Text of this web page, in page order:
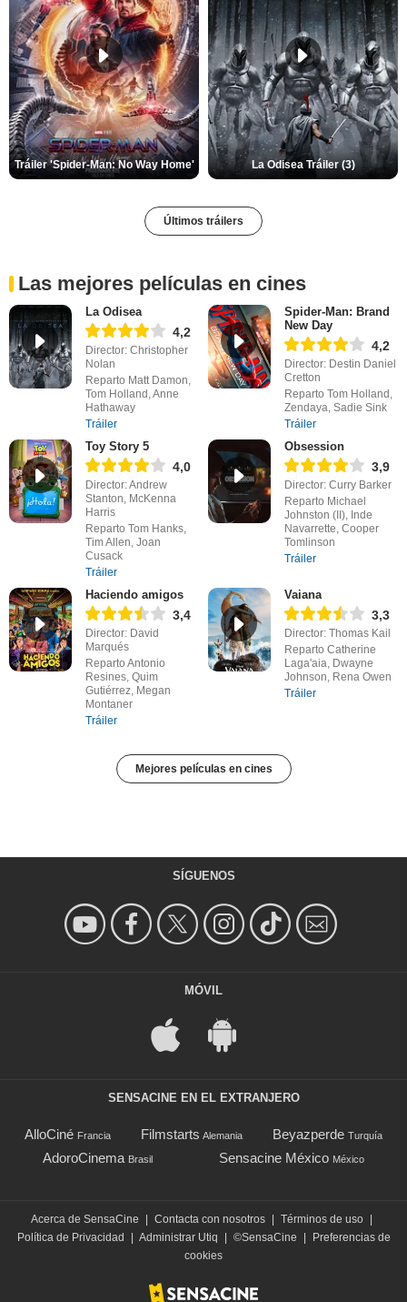
Tráiler 'Spider-Man: No Way Home' La Odisea Tráiler (3)
Últimos tráilers
Las mejores películas en cines
La Odisea
4,2
Director: Christopher
Nolan
Reparto Matt Damon,
Tom Holland, Anne
Hathaway
Tráiler
Spider-Man: Brand
New Day
4,2
Director: Destin Daniel
Cretton
Reparto Tom Holland,
Zendaya, Sadie Sink
Tráiler
Toy Story 5
4,0
Director: Andrew
Stanton, McKenna
Harris
Reparto Tom Hanks,
Tim Allen, Joan
Cusack
Tráiler
Obsession
3,9
Director: Curry Barker
Reparto Michael
Johnston (II), Inde
Navarrette, Cooper
Tomlinson
Tráiler
Haciendo amigos
3,4
Director: David
Marqués
Reparto Antonio
Resines, Quim
Gutiérrez, Megan
Montaner
Tráiler
Vaiana
3,3
Director: Thomas Kail
Reparto Catherine
Laga'aia, Dwayne
Johnson, Rena Owen
Tráiler
Mejores películas en cines
SÍGUENOS
MÓVIL
SENSACINE EN EL EXTRANJERO
AlloCiné Francia Filmstarts Alemania Beyazperde Turquía
AdoroCinema Brasil Sensacine México México
Acerca de SensaCine Contacta con nosotros Términos de uso
Política de Privacidad
Administrar Utiq ©SensaCine
Preferencias de
cookies